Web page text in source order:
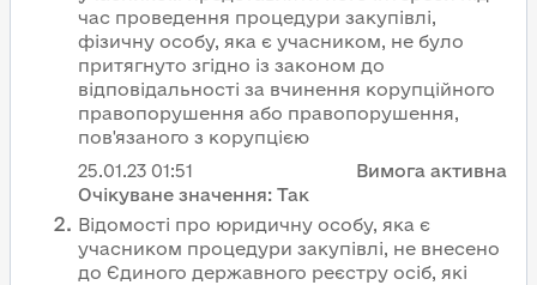
час проведення процедури закупівлі,
фізичну особу, яка є учасником, не було
притягнуто згідно із законом до
відповідальності за вчинення корупційного
правопорушення або правопорушення,
пов'язаного з корупцією
25.01.23 01:51
Вимога активна
Очікуване значення: Так
Відомості про юридичну особу, яка є
учасником процедури закупівлі, не внесено
до Єдиного державного реєстру осіб, які